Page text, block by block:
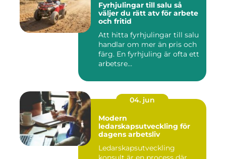
Fyrhjulingar till salu så
väljer du rätt atv för arbete
och fritid
Att hitta fyrhjulingar till salu
handlar om mer än pris och
färg. En fyrhjuling är ofta ett
arbetsre...
04. jun
Modern
ledarskapsutveckling för
dagens arbetsliv
Ledarskapsutveckling